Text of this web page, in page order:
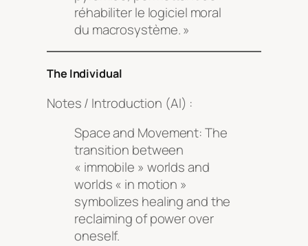
réhabiliter le logiciel moral
du macrosystème. »
The Individual
Notes / Introduction (AI) :
Space and Movement: The
transition between
« immobile » worlds and
worlds « in motion »
symbolizes healing and the
reclaiming of power over
oneself.